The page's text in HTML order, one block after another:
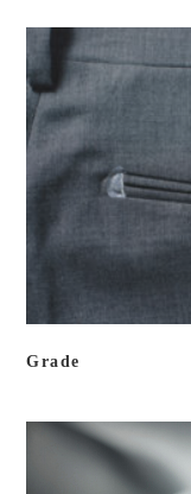
Grade